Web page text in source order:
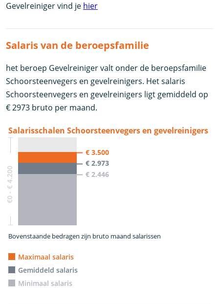
Gevelreiniger vind je hier
Salaris van de beroepsfamilie
het beroep Gevelreiniger valt onder de beroepsfamilie
Schoorsteenvegers en gevelreinigers. Het salaris
Schoorsteenvegers en gevelreinigers ligt gemiddeld op
€ 2973 bruto per maand.
Salarisschalen Schoorsteenvegers en gevelreinigers
€0 - € 4.200
€ 3.500
€ 2.973
€ 2.446
Bovenstaande bedragen zijn bruto maand salarissen
Maximaal salaris
Gemiddeld salaris
Minimaal salaris